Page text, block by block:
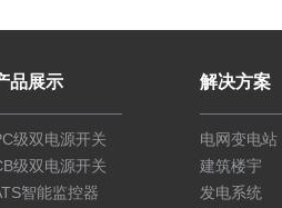
品展示
级双电源开关
级双电源开关
智能监控器
解决方案
电网变电站
建筑楼宇
发电系统